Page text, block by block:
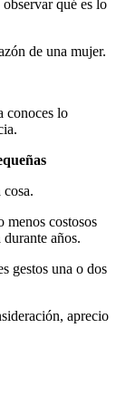
qué es lo
de una mujer.
conoces lo
menos costosos
años.
gestos una o dos
aprecio